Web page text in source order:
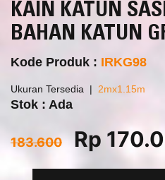
KAIN KATUN
BAHAN KATUN
Kode Produk : IRKG98
Ukuran Tersedia 2mx1.15m
Stok : Ada
183.600 Rp